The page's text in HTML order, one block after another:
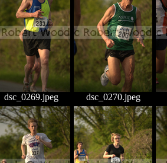
dsc_0269.jpeg dsc_0270.jpeg